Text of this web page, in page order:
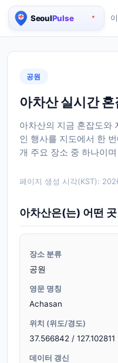
서울 실시간 인구 지도
공원
아차산 실시간
아차산의 지금 혼잡도와
인 행사를 지도에서 한
개 주요 장소 중 하나이
페이지 생성 시각(KST):
아차산은(는) 어떤
장소 분류
공원
영문 명칭
Achasan
위치 (위도/경도)
37.566842 / 127.102811
데이터 갱신